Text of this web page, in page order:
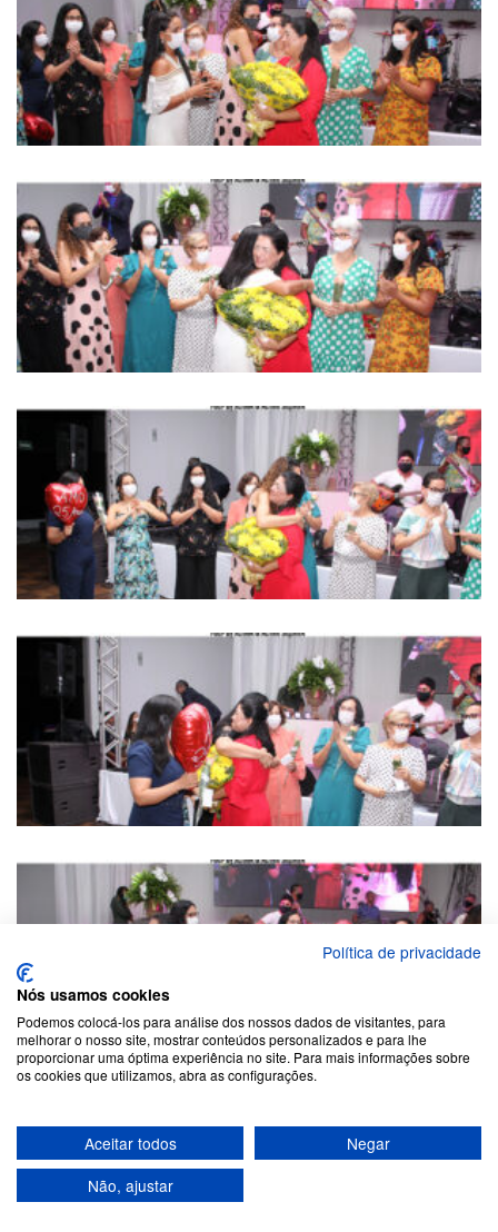
Política de privacidade
Nós usamos cookies
Podemos colocá-los para análise dos nossos dados de visitantes, para
melhorar o nosso site, mostrar conteúdos personalizados e para lhe
proporcionar uma óptima experiência no site. Para mais informações sobre
os cookies que utilizamos, abra as configurações.
Aceitar todos
Negar
Não, ajustar